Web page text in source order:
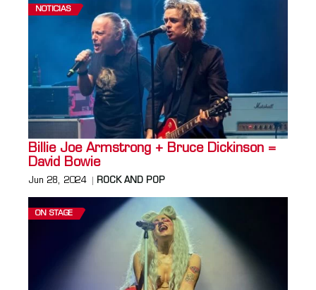
NOTICIAS
Billie Joe Armstrong + Bruce Dickinson =
David Bowie
Jun 28, 2024 ROCK AND POP
ON STAGE